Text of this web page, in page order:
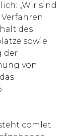
„Wir sind
des
sowie
der
von
comlet